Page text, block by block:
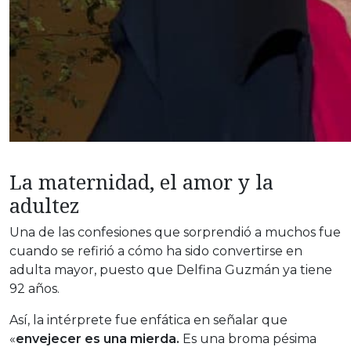
La maternidad, el amor y la
adultez
Una de las confesiones que sorprendió a muchos fue
cuando se refirió a cómo ha sido convertirse en
adulta mayor, puesto que Delfina Guzmán ya tiene
92 años.
Así, la intérprete fue enfática en señalar que
«envejecer es una mierda. Es una broma pésima